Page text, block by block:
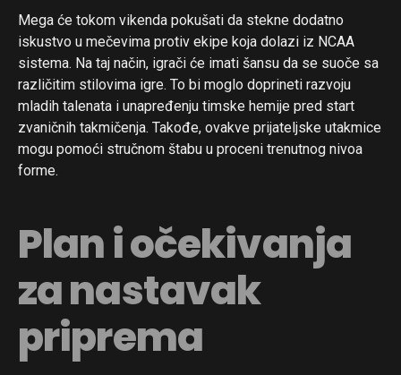
Mega će tokom vikenda pokušati da stekne dodatno
iskustvo u mečevima protiv ekipe koja dolazi iz NCAA
sistema. Na taj način, igrači će imati šansu da se suoče sa
različitim stilovima igre. To bi moglo doprineti razvoju
mladih talenata i unapređenju timske hemije pred start
zvaničnih takmičenja. Takođe, ovakve prijateljske utakmice
mogu pomoći stručnom štabu u proceni trenutnog nivoa
forme.
Plan i očekivanja
za nastavak
priprema